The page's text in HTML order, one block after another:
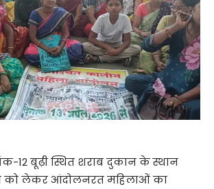
12 बूढ़ी स्थित शराब दुकान के स्थान
को लेकर आंदोलनरत महिलाओं का